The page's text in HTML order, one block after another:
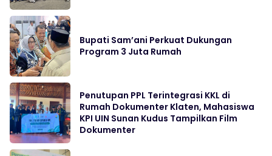
Bupati Sam’ani Perkuat Dukungan
Program 3 Juta Rumah
Penutupan PPL Terintegrasi KKL di
Rumah Dokumenter Klaten, Mahasiswa
KPI UIN Sunan Kudus Tampilkan Film
Dokumenter